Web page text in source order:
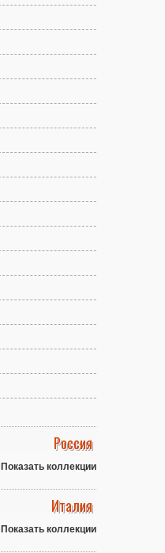
Россия
Показать коллекции
Италия
Показать коллекции